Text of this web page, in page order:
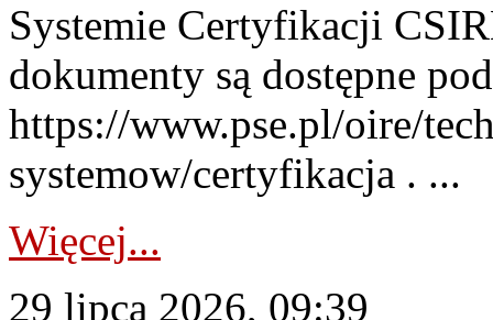
Systemie Certyfikacji
dokumenty są dostępne
https://www.pse.pl/oire/
systemow/certyfikacja . ...
Więcej...
29 lipca 2026, 09:39